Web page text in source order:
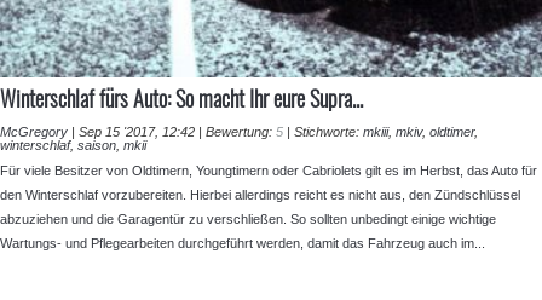
⁣Winterschlaf fürs Auto: So macht Ihr eure Supra...
McGregory | Sep 15 '2017, 12:42 | Bewertung: 5 | Stichworte: mkiii, mkiv, oldtimer,
winterschlaf, saison mkii
Für viele Besitzer von Oldtimern, Youngtimern oder Cabriolets gilt es im Herbst, das Auto für
den Winterschlaf vorzubereiten. Hierbei allerdings reicht es nicht aus, den Zündschlüssel
abzuziehen und die Garagentür zu verschließen. So sollten unbedingt einige wichtige
Wartungs- und Pflegearbeiten durchgeführt werden, damit das Fahrzeug auch im...